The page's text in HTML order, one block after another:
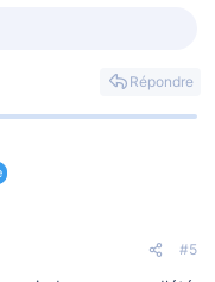
Répondre
#5